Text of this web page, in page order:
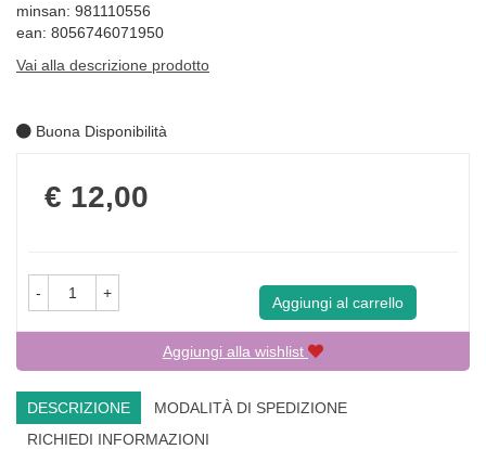
minsan: 981110556
ean: 8056746071950
Vai alla descrizione prodotto
Buona Disponibilità
Prezzo
€ 12,00
- +
Aggiungi al carrello
Aggiungi alla wishlist
DESCRIZIONE
MODALITÀ DI SPEDIZIONE
RICHIEDI INFORMAZIONI